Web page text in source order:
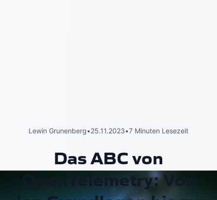
Lewin Grunenberg•25.11.2023•7 Minuten Lesezeit
Das ABC von
OpenTelemetry: Von